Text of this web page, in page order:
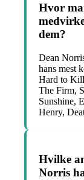
Hvor
dem?
Dean
hans mest
Hard to
The Firm,
Sunshine,
Henry,
Hvilke
Norris